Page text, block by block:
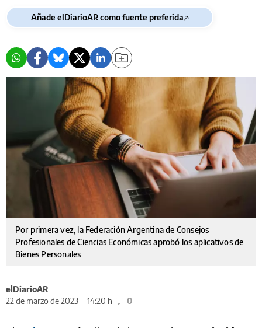
Añade elDiarioAR como fuente preferida
Por primera vez, la Federación Argentina de Consejos
Profesionales de Ciencias Económicas aprobó los aplicativos de
Bienes Personales
elDiarioAR
22 de marzo de 2023
14:20 h 0